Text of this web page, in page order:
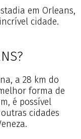
em Orleans,
cidade.
a 28 km do
forma de
é possível
cidades